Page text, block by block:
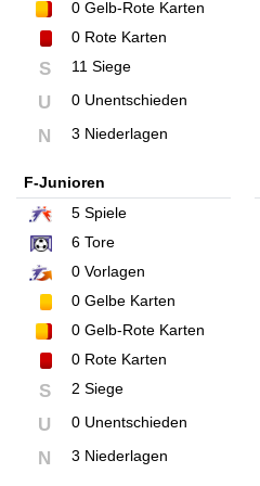
0 Gelb-Rote Karten
0 Rote Karten
S 11 Siege
U 0 Unentschieden
N 3 Niederlagen
F-Junioren
5 Spiele
6 Tore
0 Vorlagen
0 Gelbe Karten
0 Gelb-Rote Karten
0 Rote Karten
S 2 Siege
U 0 Unentschieden
N 3 Niederlagen